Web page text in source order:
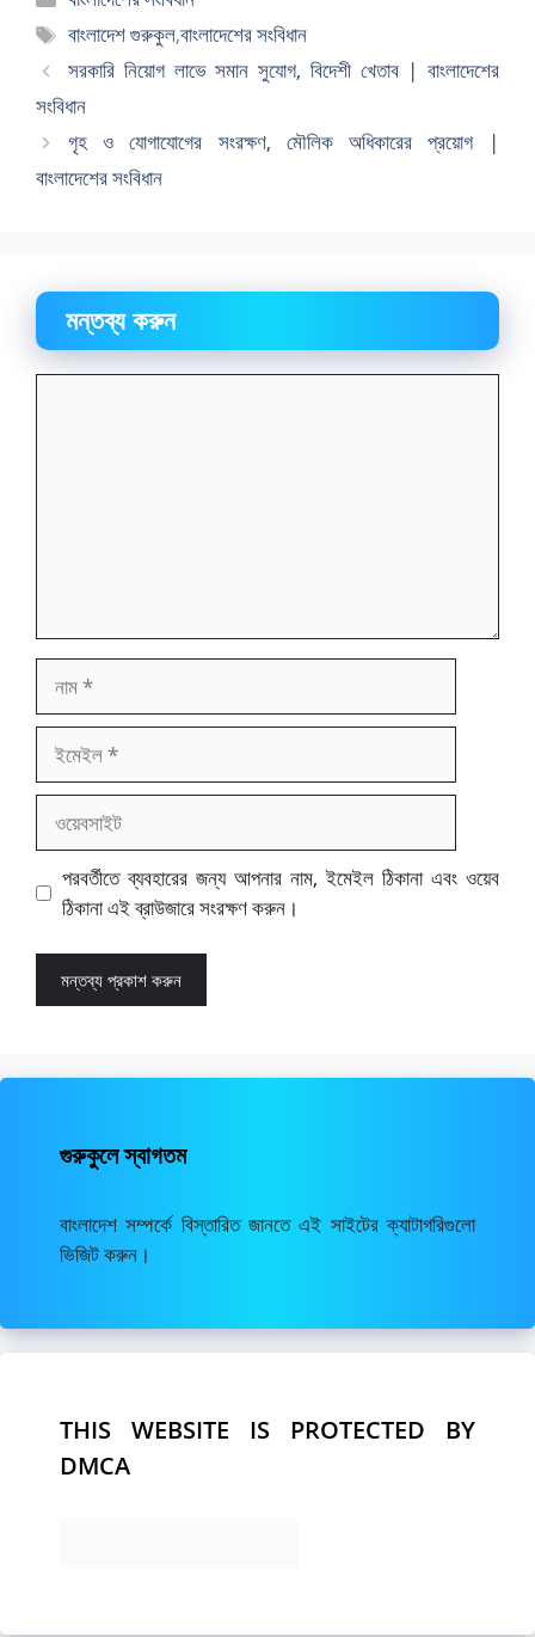
সমূহ
ট্যাগ
সমূহ
বাংলাদেশ গুরুকুল,বাংলাদেশের সংবিধান
সরকারি নিয়োগ লাভে সমান সুযোগ, বিদেশী খেতাব | বাংলাদেশের
সংবিধান
গৃহ ও যোগাযোগের সংরক্ষণ, মৌলিক অধিকারের প্রয়োগ |
বাংলাদেশের সংবিধান
মন্তব্য করুন
ইমেইল
পরবর্তীতে ব্যবহারের জন্য আপনার নাম, ইমেইল ঠিকানা এবং ওয়েব
ঠিকানা এই ব্রাউজারে সংরক্ষণ করুন।
গুরুকুলে স্বাগতম
বাংলাদেশ সম্পর্কে বিস্তারিত জানতে এই সাইটের ক্যাটাগরিগুলো
ভিজিট করুন।
THIS WEBSITE IS PROTECTED BY
DMCA